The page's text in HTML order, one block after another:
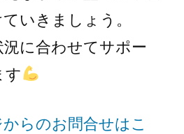
いきましょう。
に合わせてサポー
す
からのお問合せはこ